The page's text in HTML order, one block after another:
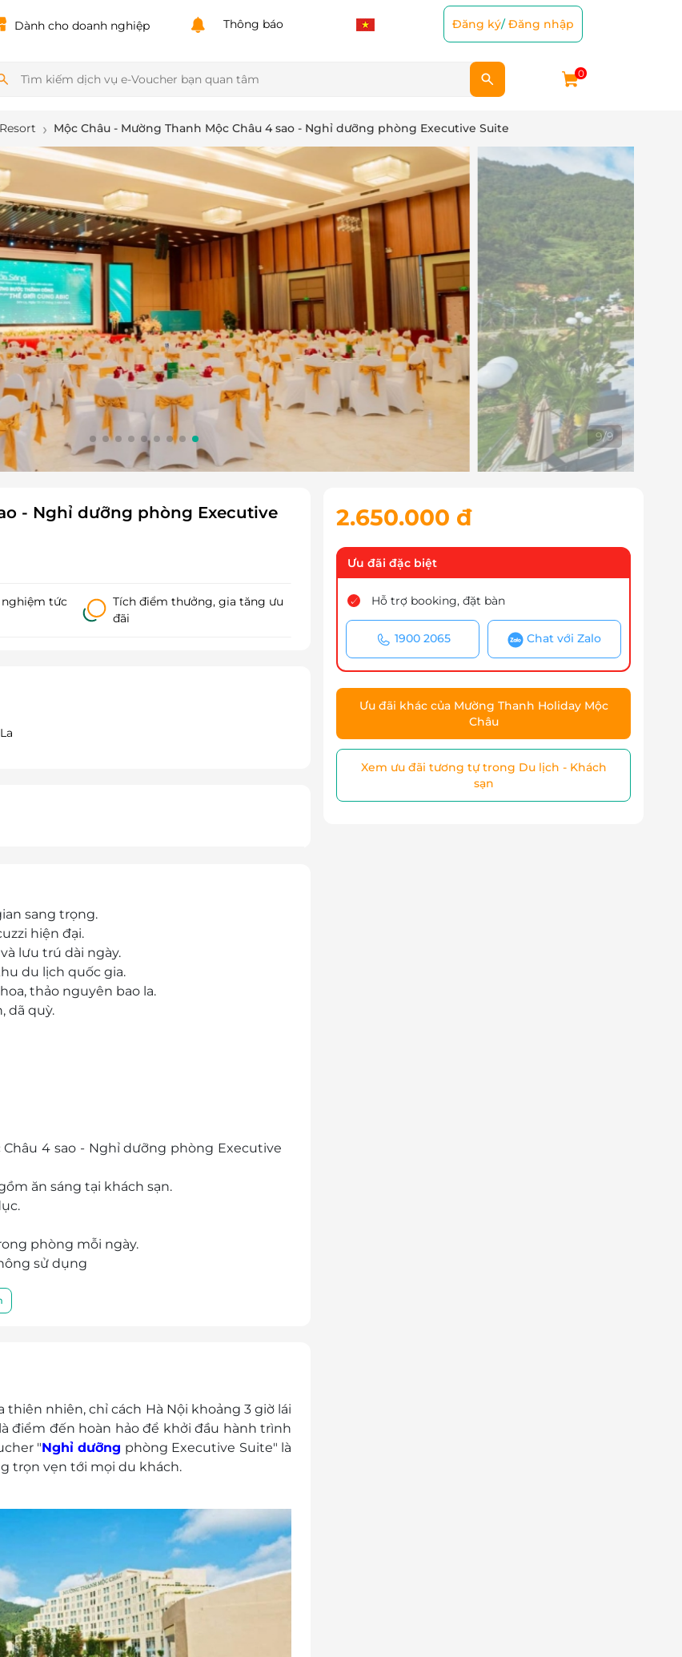
Dành cho doanh nghiệp Thông báo Đăng ký/Đăng nhập
0
Mộc Châu - Mường Thanh Mộc Châu 4 sao - Nghỉ dưỡng phòng Executive Suite
9/9
- Nghỉ dưỡng phòng Executive
nghiệm tức
Tích điểm thưởng, gia tăng ưu
đãi
sang trọng.
hiện đại.
lưu trú dài ngày.
du lịch quốc gia.
thảo nguyên bao la.
dã quỳ.
4 sao - Nghỉ dưỡng phòng Executive
ăn sáng tại khách sạn.
phòng mỗi ngày.
sử dụng
phòng/đêm.
ăn sáng. Tối đa 02 trẻ/phòng
bố mẹ, tính phụ thu như người lớn:
không kê thêm giường)
tình trạng phòng và có thể sẽ phụ thu
2065
mua voucher
nhiên, chỉ cách Hà Nội khoảng 3 giờ lái
điểm đến hoàn hảo để khởi đầu hành trình
"Nghỉ dưỡng phòng Executive Suite" là
trọn vẹn tới mọi du khách.
2.650.000 đ
Ưu đãi đặc biệt
Hỗ trợ booking, đặt bàn
1900 2065 Chat với Zalo
Ưu đãi khác của Mường Thanh Holiday Mộc
Châu
Xem ưu đãi tương tự trong Du lịch - Khách
sạn